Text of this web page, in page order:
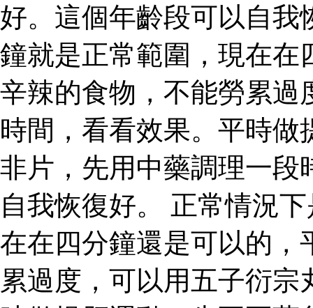
好。這個年齡段可以自我
鐘就是正常範圍，現在在
辛辣的食物，不能勞累過
時間，看看效果。平時
非片，先用中藥調理一段
自我恢復好。 正常情況
在在四分鐘還是可以的，
累過度，可以用五子衍